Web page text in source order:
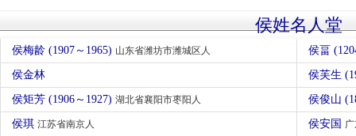
侯姓名人堂
侯梅龄 (1907～1965) 山东省潍坊市潍城区人 侯畐
侯金林
侯矩芳 (1906～1927) 湖北省襄阳市枣阳人 侯俊山
侯琪 江苏省南京人 侯安国